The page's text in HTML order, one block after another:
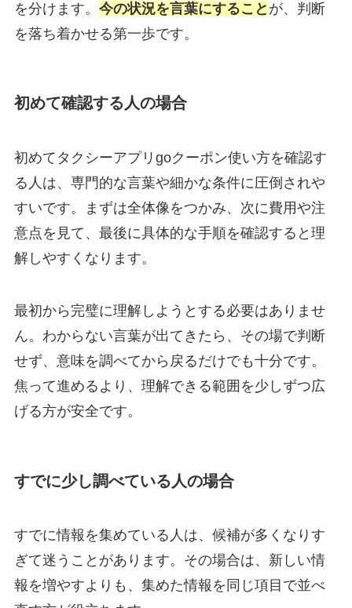
を分けます。 今の状況を言葉にすること が、判断
を落ち着かせる第一歩です。
初めて確認する人の場合
初めてタクシーアプリgoクーポン使い方を確認す
る人は、専門的な言葉や細かな条件に圧倒されや
すいです。まずは全体像をつかみ、次に費用や注
意点を見て、最後に具体的な手順を確認すると理
解しやすくなります。
最初から完璧に理解しようとする必要はありませ
ん。わからない言葉が出てきたら、その場で判断
せず、意味を調べてから戻るだけでも十分です。
焦って進めるより、理解できる範囲を少しずつ広
げる方が安全です。
すでに少し調べている人の場合
すでに情報を集めている人は、候補が多くなりす
ぎて迷うことがあります。その場合は、新しい情
報を増やすよりも、集めた情報を同じ項目で並べ